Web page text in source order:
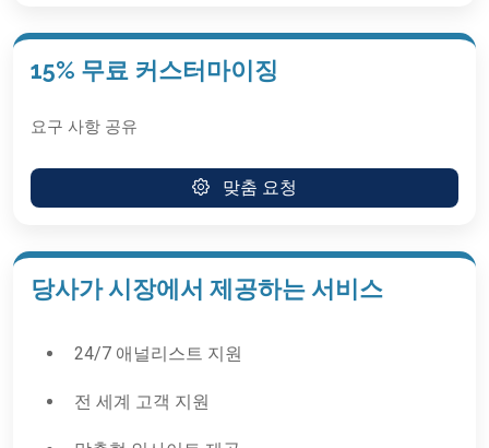
15% 무료 커스터마이징
요구 사항 공유
맞춤 요청
당사가 시장에서 제공하는 서비스
24/7 애널리스트 지원
전 세계 고객 지원